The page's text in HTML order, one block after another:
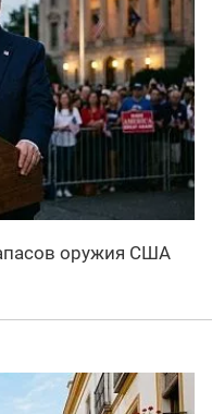
оружия США